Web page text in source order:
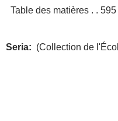
Table des matières . . 595
Seria (Collection de